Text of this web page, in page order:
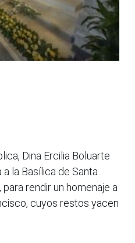
Dina Ercilia Boluarte
la Basílica de Santa
rendir un homenaje a
cuyos restos yacen